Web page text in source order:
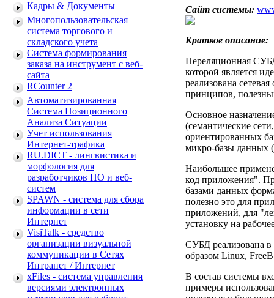
Кадры & Документы
Многопользовательская
система торгового и
складского учета
Система формирования
заказа на инструмент с веб-
сайта
RCounter 2
Автоматизированная
Система Позиционного
Анализа Ситуации
Учет использования
Интернет-трафика
RU.DICT - лингвистика и
морфология для
разработчиков ПО и веб-
систем
SPAWN - система для сбора
информации в сети
Интернет
VisiTalk - средство
организации визуальной
коммуникации в Сетях
Интранет / Интернет
xFiles - система управления
версиями электронных
Сайт системы:
Краткое описание:
Нереляционная
которой является
реализована
принципов,
Основное
(семантические
ориентированных
микро-базы данных
Наибольшее
код приложения".
базами данных
полезно это для
приложений, для
установку на
СУБД реализована
образом Linux,
В состав системы
примеры